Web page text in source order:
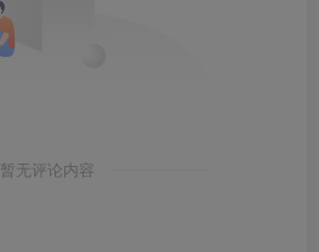
暂无评论内容